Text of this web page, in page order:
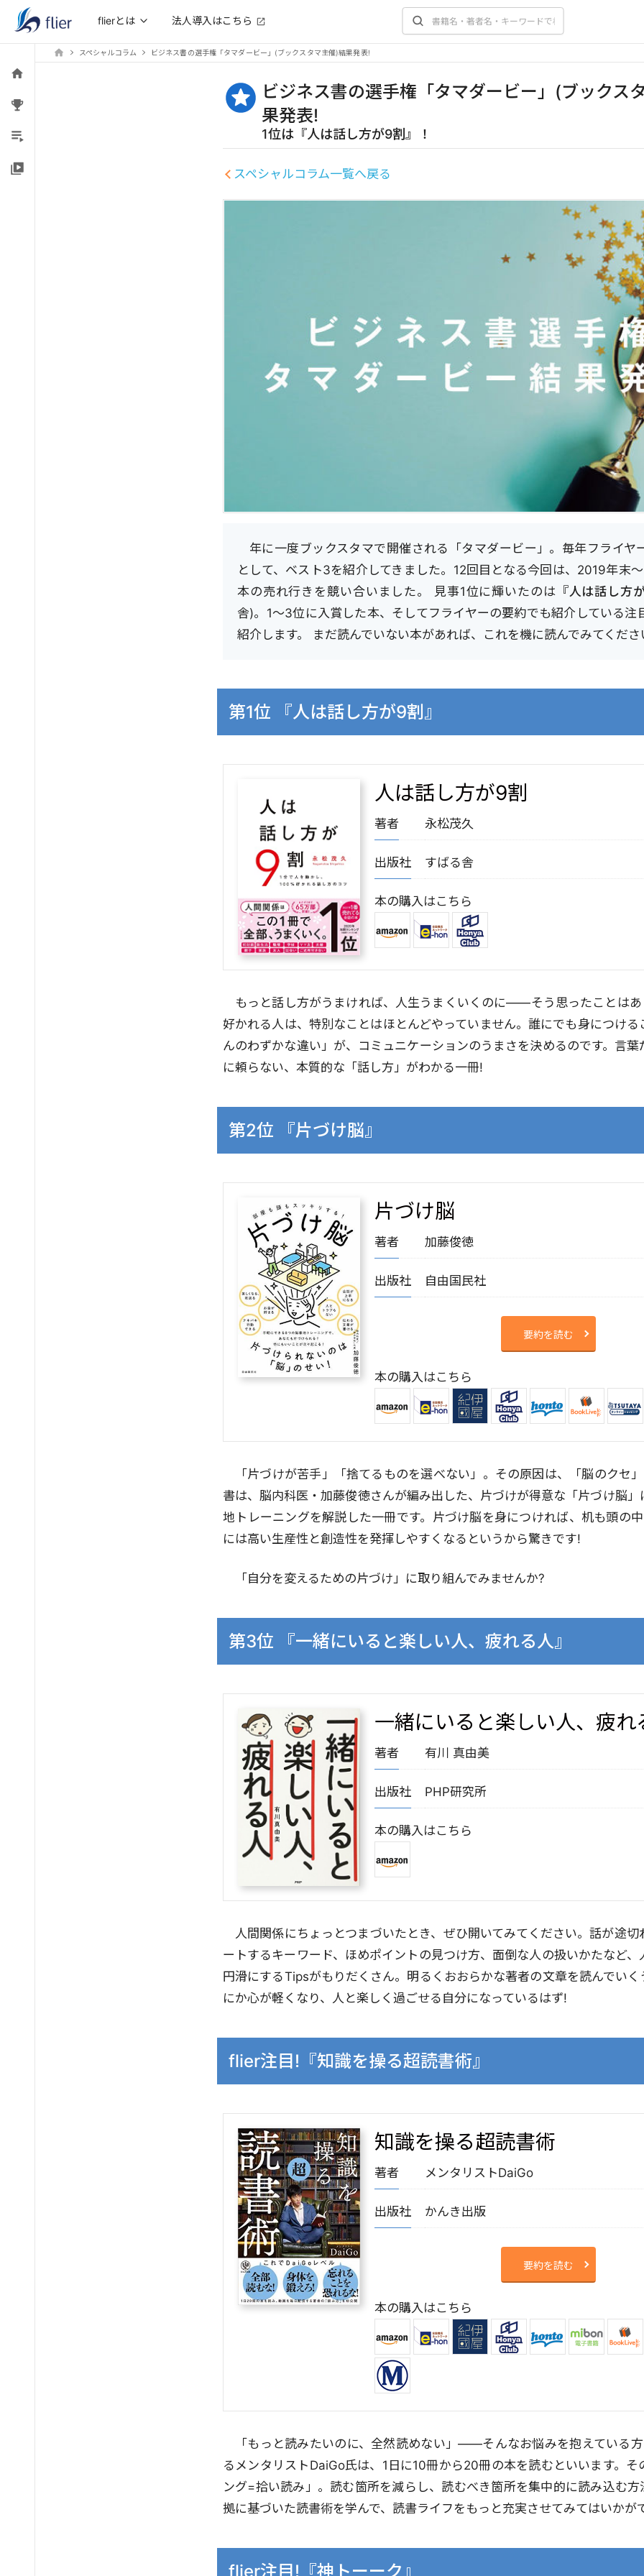
flierとは 法人導入はこちら
スペシャルコラム ビジネス書の選手権「タマダービー」(ブックスタマ主催)結果発表!
ビジネス書の選手権「タマダービー」(ブックス
果発表!
1位は『人は話し方が9割』！
スペシャルコラム一覧へ戻る
年に一度ブックスタマで開催される「タマダービー」。毎年フライヤ
として、ベスト3を紹介してきました。12回目となる今回は、2019年末
本の売れ行きを競い合いました。 見事1位に輝いたのは 『人は話し方
舎)。1～3位に入賞した本、そしてフライヤーの要約でも紹介している注
紹介します。 まだ読んでいない本があれば、これを機に読んでみてくださ
第1位 『人は話し方が9割』
人は話し方が9割
著者 永松茂久
出版社 すばる舎
本の購入はこちら
もっと話し方がうまければ、人生うまくいくのに――そう思ったことはあ
好かれる人は、特別なことはほとんどやっていません。誰にでも身につけ
んのわずかな違い」が、コミュニケーションのうまさを決めるのです。言
に頼らない、本質的な「話し方」がわかる一冊!
第2位 『片づけ脳』
片づけ脳
著者 加藤俊徳
出版社 自由国民社
要約を読む
本の購入はこちら
「片づけが苦手」「捨てるものを選べない」。その原因は、「脳のクセ
書は、脳内科医・加藤俊徳さんが編み出した、片づけが得意な「片づけ脳
地トレーニングを解説した一冊です。片づけ脳を身につければ、机も頭の
には高い生産性と創造性を発揮しやすくなるというから驚きです!
「自分を変えるための片づけ」に取り組んでみませんか?
第3位 『一緒にいると楽しい人、疲れる人』
一緒にいると楽しい人、疲れ
著者 有川 真由美
出版社 PHP研究所
本の購入はこちら
人間関係にちょっとつまづいたとき、ぜひ開いてみてください。話が途
ートするキーワード、ほめポイントの見つけ方、面倒な人の扱いかたなど
円滑にするTipsがもりだくさん。明るくおおらかな著者の文章を読んでいく
にか心が軽くなり、人と楽しく過ごせる自分になっているはず!
flier注目!『知識を操る超読書術』
知識を操る超読書術
著者 メンタリストDaiGo
出版社 かんき出版
要約を読む
本の購入はこちら
「もっと読みたいのに、全然読めない」――そんなお悩みを抱えている
るメンタリストDaiGo氏は、1日に10冊から20冊の本を読むといいます。そ
ング=拾い読み」。読む箇所を減らし、読むべき箇所を集中的に読み込む方
拠に基づいた読書術を学んで、読書ライフをもっと充実させてみてはいかが
flier注目!『神トーーク』